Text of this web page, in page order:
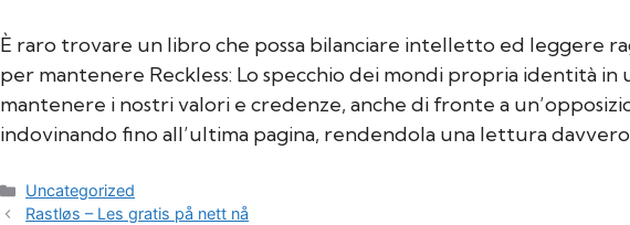
È raro trovare un libro che possa bilanciare intelletto ed leggere
per mantenere Reckless: Lo specchio dei mondi propria identità
mantenere i nostri valori e credenze, anche di fronte a
indovinando fino all’ultima pagina, rendendola una lettura
Categories
Uncategorized
Rastløs – Les gratis på nett nå